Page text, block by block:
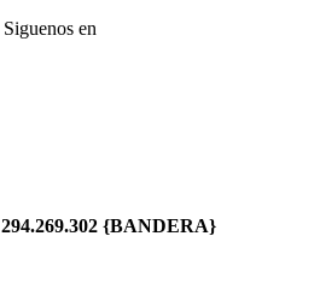
Siguenos en
294.269.302 {BANDERA}